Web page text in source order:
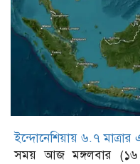
ইন্দোনেশিয়ায় ৬.৭
সময় আজ মঙ্গলবার (১৬